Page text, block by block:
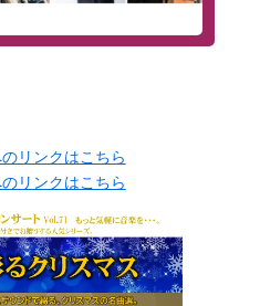
リンクはこちら
リンクはこちら